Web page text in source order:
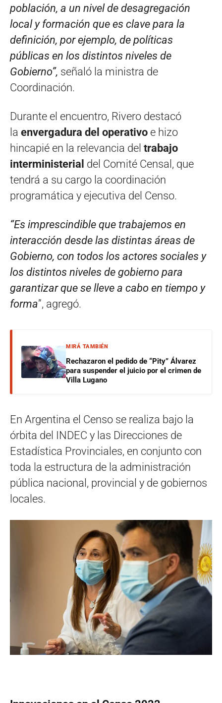
población, a un nivel de desagregación
local y formación que es clave para la
definición, por ejemplo, de políticas
públicas en los distintos niveles de
Gobierno”, señaló la ministra de
Coordinación.
Durante el encuentro, Rivero destacó
la envergadura del operativo e hizo
hincapié en la relevancia del trabajo
interministerial del Comité Censal, que
tendrá a su cargo la coordinación
programática y ejecutiva del Censo.
“Es imprescindible que trabajemos en
interacción desde las distintas áreas de
Gobierno, con todos los actores sociales y
los distintos niveles de gobierno para
garantizar que se lleve a cabo en tiempo y
forma”, agregó.
MIRÁ TAMBIÉN
Rechazaron el pedido de “Pity” Álvarez
para suspender el juicio por el crimen de
Villa Lugano
En Argentina el Censo se realiza bajo la
órbita del INDEC y las Direcciones de
Estadística Provinciales, en conjunto con
toda la estructura de la administración
pública nacional, provincial y de gobiernos
locales.